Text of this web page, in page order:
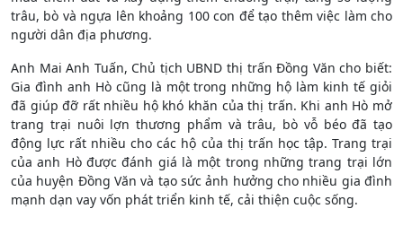
trâu, bò và ngựa lên khoảng 100 con để tạo thêm việc làm cho
người dân địa phương.
Anh Mai Anh Tuấn, Chủ tịch UBND thị trấn Đồng Văn cho biết:
Gia đình anh Hò cũng là một trong những hộ làm kinh tế giỏi
đã giúp đỡ rất nhiều hộ khó khăn của thị trấn. Khi anh Hò mở
trang trại nuôi lợn thương phẩm và trâu, bò vỗ béo đã tạo
động lực rất nhiều cho các hộ của thị trấn học tập. Trang trại
của anh Hò được đánh giá là một trong những trang trại lớn
của huyện Đồng Văn và tạo sức ảnh hưởng cho nhiều gia đình
mạnh dạn vay vốn phát triển kinh tế, cải thiện cuộc sống.